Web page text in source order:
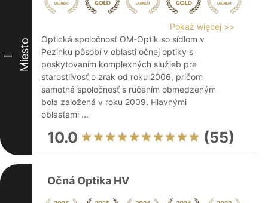
I Miesto
Pokaż więcej >>
Optická spoločnosť OM-Optik so sídlom v
Pezinku pôsobí v oblasti očnej optiky s
poskytovaním komplexných služieb pre
starostlivosť o zrak od roku 2006, pričom
samotná spoločnosť s ručením obmedzeným
bola založená v roku 2009. Hlavnými
oblasťami ...
10.0 (55)
Očná Optika HV